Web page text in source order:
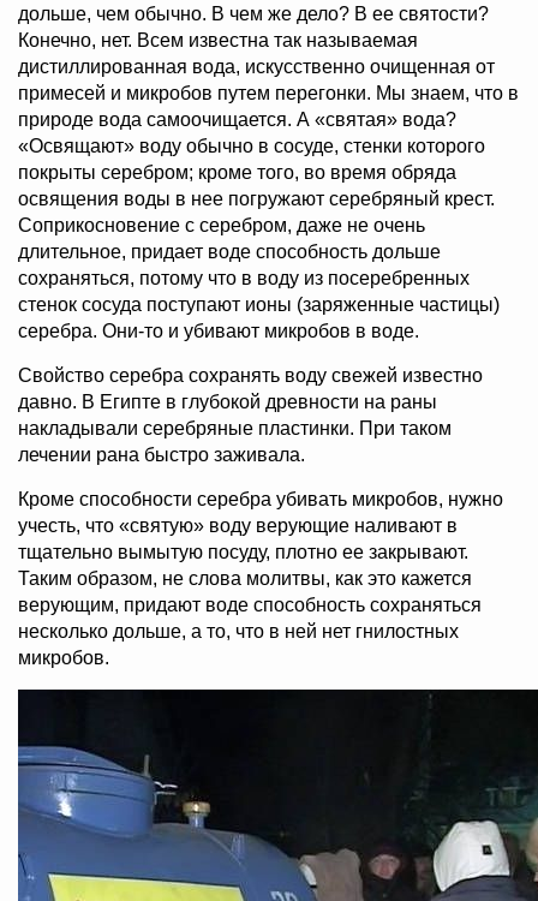
дольше, чем обычно. В чем же дело? В ее святости?
Конечно, нет. Всем известна так называемая
дистиллированная вода, искусственно очищенная от
примесей и микробов путем перегонки. Мы знаем, что в
природе вода самоочищается. А «святая» вода?
«Освящают» воду обычно в сосуде, стенки которого
покрыты серебром; кроме того, во время обряда
освящения воды в нее погружают серебряный крест.
Соприкосновение с серебром, даже не очень
длительное, придает воде способность дольше
сохраняться, потому что в воду из посеребренных
стенок сосуда поступают ионы (заряженные частицы)
серебра. Они-то и убивают микробов в воде.
Свойство серебра сохранять воду свежей известно
давно. В Египте в глубокой древности на раны
накладывали серебряные пластинки. При таком
лечении рана быстро заживала.
Кроме способности серебра убивать микробов, нужно
учесть, что «святую» воду верующие наливают в
тщательно вымытую посуду, плотно ее закрывают.
Таким образом, не слова молитвы, как это кажется
верующим, придают воде способность сохраняться
несколько дольше, а то, что в ней нет гнилостных
микробов.